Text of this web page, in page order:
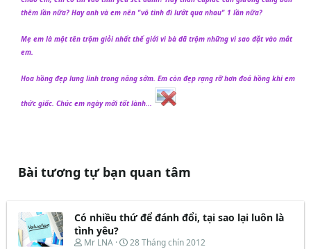
thêm lần nữa? Hay anh và em nên "vô tình đi lướt qua nhau" 1 lần nữa?
Mẹ em là một tên trộm giỏi nhất thế giới vì bà đã trộm những vì sao đặt vào mắt
em.
Hoa hồng đẹp lung linh trong nắng sớm. Em còn đẹp rạng rỡ hơn đoá hồng khi em
thức giấc. Chúc em ngày mới tốt lành...
Bài tương tự bạn quan tâm
Có nhiều thứ để đánh đổi, tại sao lại luôn là
tình yêu?
T
Mr LNA
N
28 Tháng chín 2012